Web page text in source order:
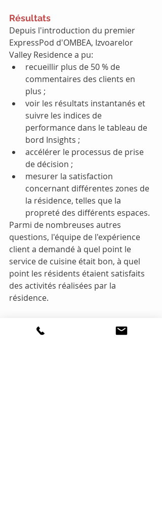
Résultats
Depuis l'introduction du premier
ExpressPod d'OMBEA, Izvoarelor
Valley Residence a pu:
recueillir plus de 50 % de
commentaires des clients en
plus ;
voir les résultats instantanés et
suivre les indices de
performance dans le tableau de
bord Insights ;
accélérer le processus de prise
de décision ;
mesurer la satisfaction
concernant différentes zones de
la résidence, telles que la
propreté des différents espaces.
Parmi de nombreuses autres
questions, l'équipe de l'expérience
client a demandé à quel point le
service de cuisine était bon, à quel
point les résidents étaient satisfaits
des activités réalisées par la
résidence.
qui peut être déplacé facilement